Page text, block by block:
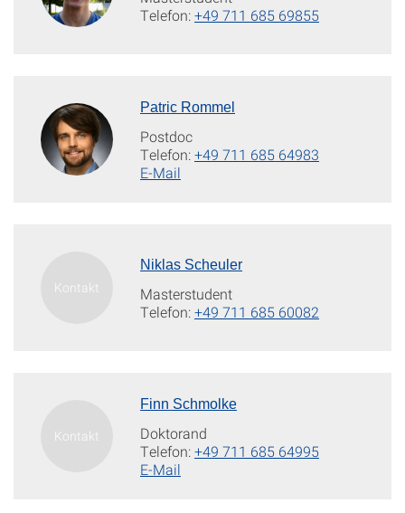
Telefon:+49 711 685 69855
Patric Rommel
Postdoc
Telefon:+49 711 685 64983
E-Mail
Niklas Scheuler
Masterstudent
Telefon:+49 711 685 60082
Finn Schmolke
Doktorand
Telefon:+49 711 685 64995
E-Mail